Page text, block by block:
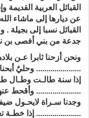
القبائل العربية القديمة
عن ديارها إلى ماشاء
القبائل نسبا إلى بجيلة .
جدعة من بني أفصى بن
ونحن أزحنا ثابرا عـن
...................... وحليٌ
إذا سنة طالـت وطـال
...................... وأقحط
وجدنا سـراة لايحـول
...................... إذا خطـة